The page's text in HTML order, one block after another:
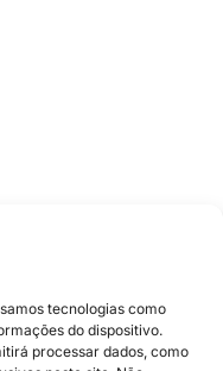
tecnologias como
do dispositivo.
processar dados, como